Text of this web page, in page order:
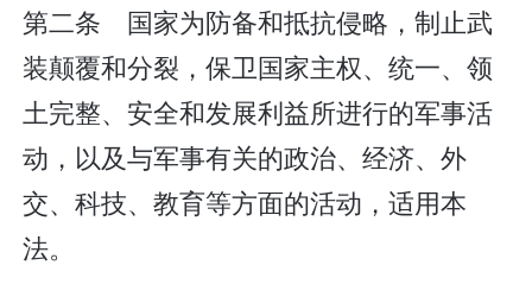
第二条 国家为防备和抵抗侵略，制止武
装颠覆和分裂，保卫国家主权、统一、领
土完整、安全和发展利益所进行的军事活
动，以及与军事有关的政治、经济、外
交、科技、教育等方面的活动，适用本
法。